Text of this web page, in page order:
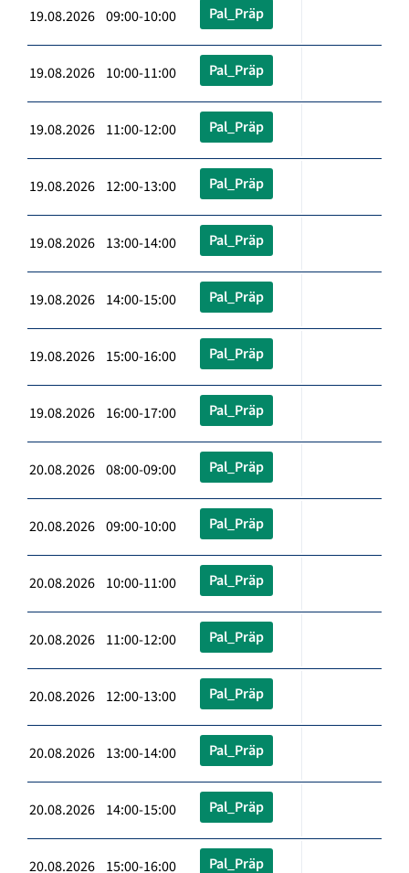
19.08.2026 09:00-10:00 Pal_Präp
19.08.2026 10:00-11:00 Pal_Präp
19.08.2026 11:00-12:00 Pal_Präp
19.08.2026 12:00-13:00 Pal_Präp
19.08.2026 13:00-14:00 Pal_Präp
19.08.2026 14:00-15:00 Pal_Präp
19.08.2026 15:00-16:00 Pal_Präp
19.08.2026 16:00-17:00 Pal_Präp
20.08.2026 08:00-09:00 Pal_Präp
20.08.2026 09:00-10:00 Pal_Präp
20.08.2026 10:00-11:00 Pal_Präp
20.08.2026 11:00-12:00 Pal_Präp
20.08.2026 12:00-13:00 Pal_Präp
20.08.2026 13:00-14:00 Pal_Präp
20.08.2026 14:00-15:00 Pal_Präp
20.08.2026 15:00-16:00 Pal_Präp